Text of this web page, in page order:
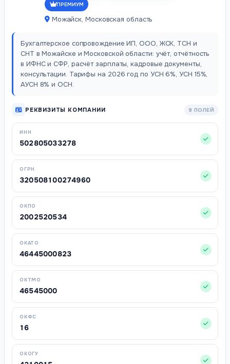
ПРЕМИУМ
Можайск, Московская область
Бухгалтерское сопровождение ИП, ООО, ЖСК, ТСН и
СНТ в Можайске и Московской области: учёт, отчётность
в ИФНС и СФР, расчёт зарплаты, кадровые документы,
консультации. Тарифы на 2026 год по УСН 6%, УСН 15%,
АУСН 8% и ОСН.
РЕКВИЗИТЫ КОМПАНИИ 9 ПОЛЕЙ
ИНН
502805033278
ОГРН
320508100274960
ОКПО
2002520534
ОКАТО
46445000823
ОКТМО
46545000
ОКФС
16
ОКОГУ